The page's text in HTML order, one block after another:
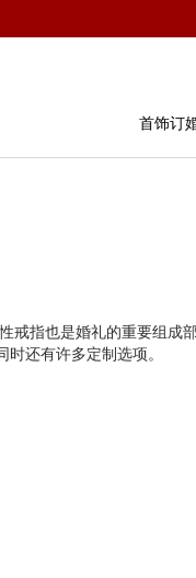
首饰订
戒指也是婚礼的重要组成部
还有许多定制选项。